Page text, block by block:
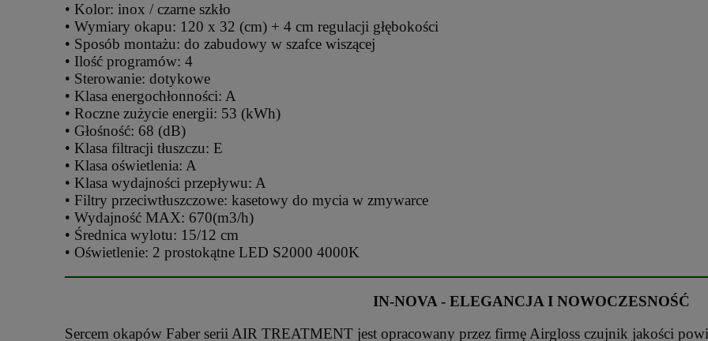
• Kolor: inox / czarne szkło
• Wymiary okapu: 120 x 32 (cm) + 4 cm regulacji głębokości
• Sposób montażu: do zabudowy w szafce wiszącej
• Ilość programów: 4
• Sterowanie: dotykowe
• Klasa energochłonności: A
• Roczne zużycie energii: 53 (kWh)
• Głośność: 68 (dB)
• Klasa filtracji tłuszczu: E
• Klasa oświetlenia: A
• Klasa wydajności przepływu: A
• Filtry przeciwtłuszczowe: kasetowy do mycia w zmywarce
• Wydajność MAX: 670(m3/h)
• Średnica wylotu: 15/12 cm
• Oświetlenie: 2 prostokątne LED S2000 4000K
IN-NOVA - ELEGANCJA I NOWOCZESNOŚĆ
Sercem okapów Faber serii AIR TREATMENT jest opracowany przez firmę Airgloss czujnik jakości